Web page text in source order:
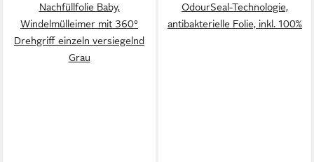
Nachfüllfolie Baby,
Windelmülleimer mit 360°
Drehgriff einzeln versiegelnd
Grau
OdourSeal-Technologie,
antibakterielle Folie, inkl. 100%